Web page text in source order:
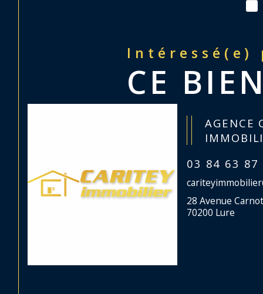
Intéressé(e)
CE
AGENCE
03 84 63 87
28 Avenue Carnot
70200 Lure